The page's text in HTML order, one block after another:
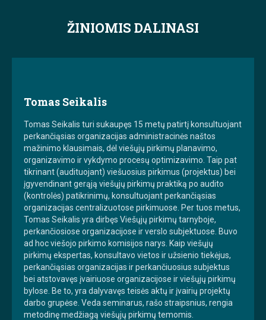
ŽINIOMIS DALINASI
Tomas Seikalis
Tomas Seikalis turi sukaupęs 15 metų patirtį konsultuojant
perkančiąsias organizacijas administracinės naštos
mažinimo klausimais, dėl viešųjų pirkimų planavimo,
organizavimo ir vykdymo procesų optimizavimo. Taip pat
tikrinant (audituojant) viešuosius pirkimus (projektus) bei
įgyvendinant gerąją viešųjų pirkimų praktiką po audito
(kontrolės) patikrinimų, konsultuojant perkančiąsias
organizacijas centralizuotose pirkimuose. Per tuos metus,
Tomas Seikalis yra dirbęs Viešųjų pirkimų tarnyboje,
perkančiosiose organizacijose ir verslo subjektuose. Buvo
ad hoc viešojo pirkimo komisijos narys. Kaip viešųjų
pirkimų ekspertas, konsultavo vietos ir užsienio tiekėjus,
perkančiąsias organizacijas ir perkančiuosius subjektus
bei atstovavęs įvairiuose organizacijose ir viešųjų pirkimų
bylose. Be to, yra dalyvavęs teisės aktų ir įvairių projektų
darbo grupėse. Veda seminarus, rašo straipsnius, rengia
metodinę medžiagą viešųjų pirkimų temomis.